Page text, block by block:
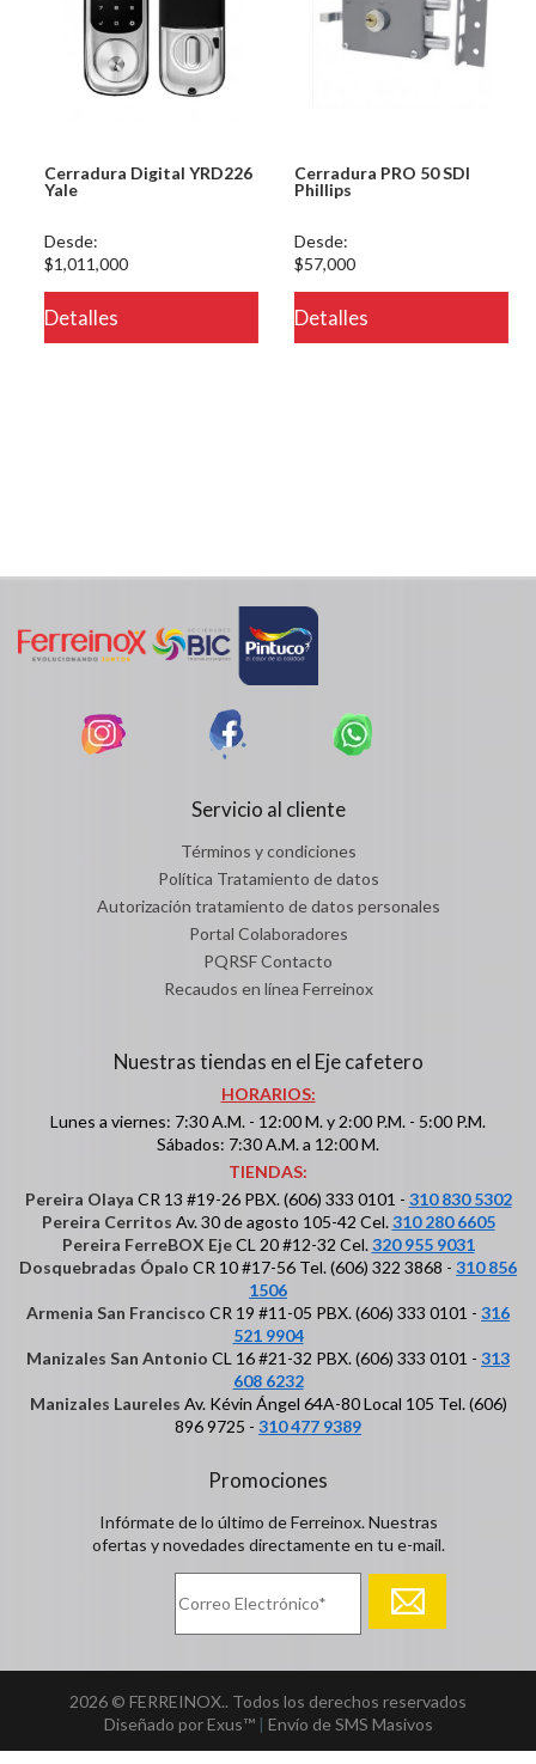
Cerradura Digital YRD226
Yale
Desde:
$1,011,000
Detalles
Cerradura PRO 50 SDI
Phillips
Desde:
$57,000
Detalles
Servicio al cliente
Términos y condiciones
Política Tratamiento de datos
Autorización tratamiento de datos personales
Portal Colaboradores
PQRSF Contacto
Recaudos en línea Ferreinox
Nuestras tiendas en el Eje cafetero
HORARIOS:
Lunes a viernes: 7:30 A.M. - 12:00 M. y 2:00 P.M. - 5:00 P.M.
Sábados: 7:30 A.M. a 12:00 M.
TIENDAS:
Pereira Olaya CR 13 #19-26 PBX. (606) 333 0101 - 310 830 5302
Pereira Cerritos Av. 30 de agosto 105-42 Cel.310 280 6605
Pereira FerreBOX EjeCL 20 #12-32 Cel.320 955 9031
Dosquebradas Ópalo CR 10 #17-56 Tel. (606) 322 3868 - 310 856
1506
Armenia San Francisco CR 19 #11-05 PBX. (606) 333 0101 - 316
521 9904
Manizales San Antonio CL 16 #21-32 PBX. (606) 333 0101 - 313
608 6232
Manizales Laureles Av. Kévin Ángel 64A-80 Local 105 Tel. (606)
896 9725 - 310 477 9389
Promociones
Infórmate de lo último de Ferreinox. Nuestras
ofertas y novedades directamente en tu e-mail.
2026 © FERREINOX.. Todos los derechos reservados
Diseñado por Exus™| Envío de SMS Masivos